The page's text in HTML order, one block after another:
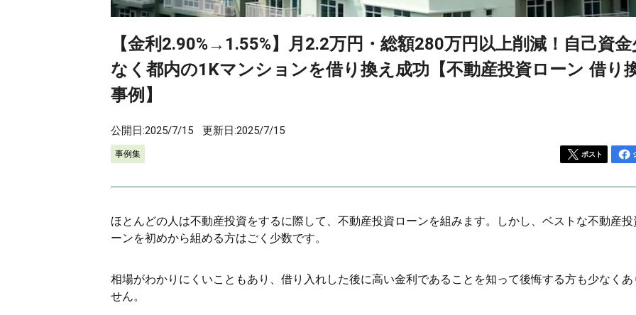
【金利2.90%→1.55%】月2.2万円・総額280万円以上削減！自己資金
なく都内の1Kマンションを借り換え成功【不動産投資ローン 借り
事例】
公開日:2025/7/15 更新日:2025/7/15
事例集 ポスト
ほとんどの人は不動産投資をするに際して、不動産投資ローンを組みます。しかし、ベストな不動産投
ーンを初めから組める方はごく少数です。
相場がわかりにくいこともあり、借り入れした後に高い金利であることを知って後悔する方も少なくあ
せん。